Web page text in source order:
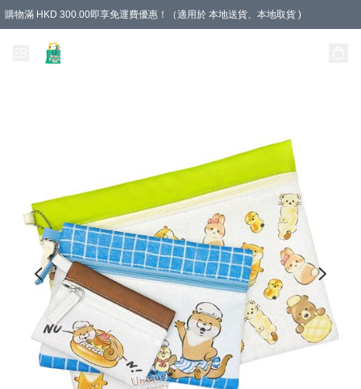
購物滿 HKD 300.00即享免運費優惠！（適用於 本地送貨、本地取貨 )